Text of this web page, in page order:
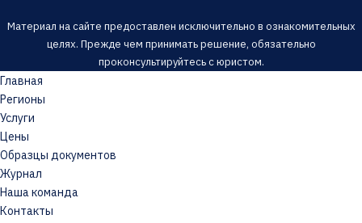
Материал на сайте предоставлен исключительно в ознакомительных
целях. Прежде чем принимать решение, обязательно
проконсультируйтесь с юристом.
Главная
Регионы
Услуги
Цены
Образцы документов
Журнал
Наша команда
Контакты